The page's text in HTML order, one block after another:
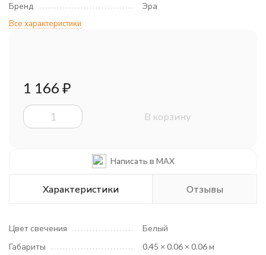
Бренд
Эра
Все характеристики
1 166 ₽
В корзину
Написать в MAX
Характеристики Отзывы
Цвет свечения
Белый
Габариты
0.45 × 0.06 × 0.06 м